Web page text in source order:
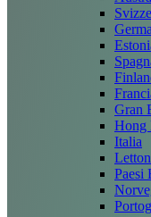
Gran
Hong
Italia
Paesi